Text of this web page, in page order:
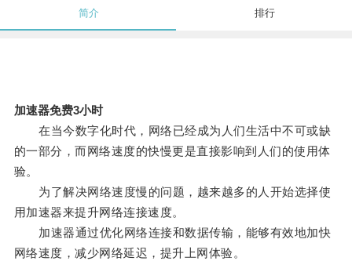
简介 排行
加速器免费3小时
在当今数字化时代，网络已经成为人们生活中不可或缺
的一部分，而网络速度的快慢更是直接影响到人们的使用体
验。
为了解决网络速度慢的问题，越来越多的人开始选择使
用加速器来提升网络连接速度。
加速器通过优化网络连接和数据传输，能够有效地加快
网络速度，减少网络延迟，提升上网体验。